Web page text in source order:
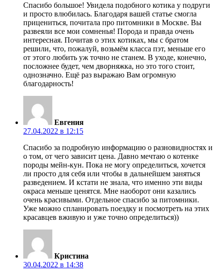
Спасибо большое! Увидела подобного котика у подруги
и просто влюбилась. Благодаря вашей статье смогла
прицениться, почитала про питомники в Москве. Вы
развеяли все мои сомненья! Порода и правда очень
интересная. Почитав о этих котиках, мы с братом
решили, что, пожалуй, возьмём класса пэт, меньше его
от этого любить уж точно не станем. В уходе, конечно,
посложнее будет, чем дворняжка, но это того стоит,
однозначно. Ещё раз выражаю Вам огромную
благодарность!
Евгения
27.04.2022 в 12:15
Спасибо за подробную информацию о разновидностях и
о том, от чего зависит цена. Давно мечтаю о котенке
породы мейн-кун. Пока не могу определиться, хочется
ли просто для себя или чтобы в дальнейшем заняться
разведением. И кстати не знала, что именно эти виды
окраса меньше ценятся. Мне наоборот они казались
очень красивыми. Отдельное спасибо за питомники.
Уже можно спланировать поездку и посмотреть на этих
красавцев вживую и уже точно определиться))
Кристина
30.04.2022 в 14:38